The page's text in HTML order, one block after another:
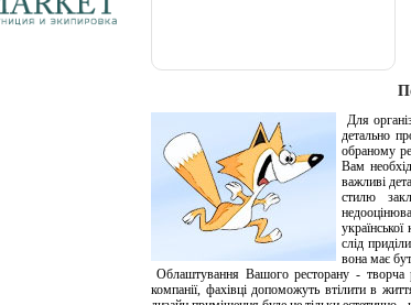
Для
детально
обраному
Вам
важливі
стилю
слід
вона має
Облаштування Вашого ресторану - творча
компанії, фахівці допоможуть втілити в